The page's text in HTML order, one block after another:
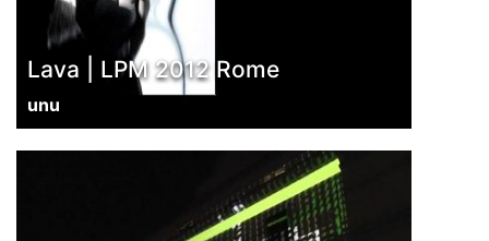
Lava | LPM 2012 Rome
unu